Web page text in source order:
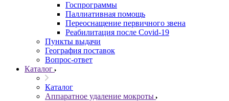
Госпрограммы
Паллиативная помощь
Переоснащение первичного звена
Реабилитация после Covid-19
Пункты выдачи
География поставок
Вопрос-ответ
Каталог
Каталог
Аппаратное удаление мокроты